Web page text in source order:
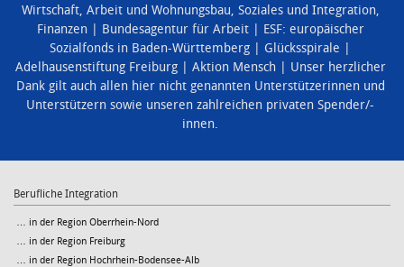
Wirtschaft, Arbeit und Wohnungsbau, Soziales und Integration,
Finanzen
Bundesagentur für Arbeit
ESF: europäischer
Sozialfonds in Baden-Württemberg
Glücksspirale
Adelhausenstiftung Freiburg
Aktion Mensch
Unser herzlicher
Dank gilt auch allen hier nicht genannten Unterstützerinnen und
Unterstützern sowie unseren zahlreichen privaten Spender/-
innen.
Berufliche Integration
… in der Region Oberrhein-Nord
… in der Region Freiburg
… in der Region Hochrhein-Bodensee-Alb